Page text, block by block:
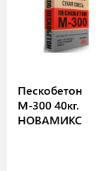
Пескобетон
М-300 40кг.
НОВАМИКС